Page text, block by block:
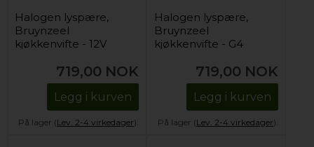
Halogen lyspære,
Bruynzeel
kjøkkenvifte - 12V
719,00 NOK
Legg i kurven
På lager (Lev. 2-4 virkedager).
Halogen lyspære,
Bruynzeel
kjøkkenvifte - G4
719,00 NOK
Legg i kurven
På lager (Lev. 2-4 virkedager).